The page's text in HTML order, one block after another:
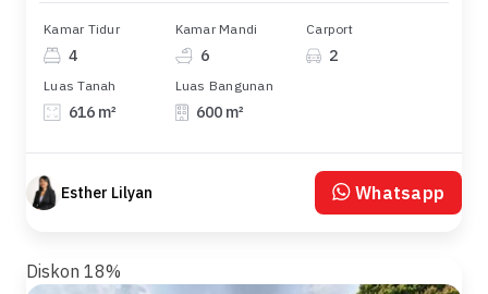
Kamar Tidur
4
Kamar Mandi
6
Carport
2
Luas Tanah
616 m²
Luas Bangunan
600 m²
Esther Lilyan Whatsapp
Diskon 18%